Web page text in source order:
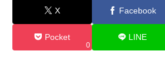
X Facebook
Pocket
0
LINE